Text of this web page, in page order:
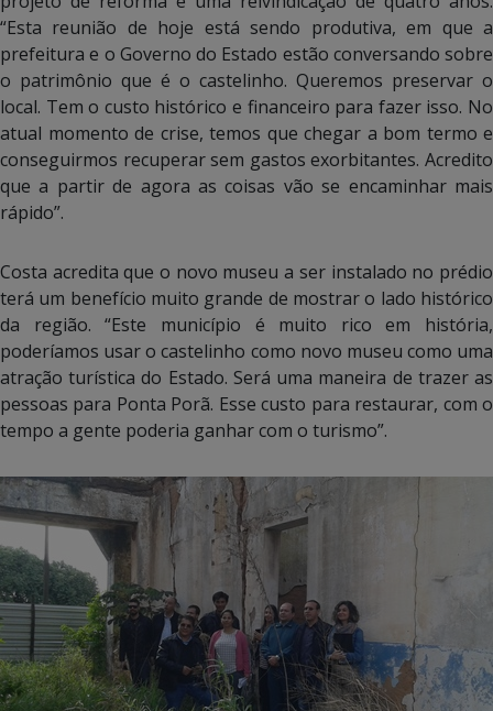
“Esta reunião de hoje está sendo produtiva, em que a
prefeitura e o Governo do Estado estão conversando sobre
o patrimônio que é o castelinho. Queremos preservar o
local. Tem o custo histórico e financeiro para fazer isso. No
atual momento de crise, temos que chegar a bom termo e
conseguirmos recuperar sem gastos exorbitantes. Acredito
que a partir de agora as coisas vão se encaminhar mais
rápido”.
Costa acredita que o novo museu a ser instalado no prédio
terá um benefício muito grande de mostrar o lado histórico
da região. “Este município é muito rico em história,
poderíamos usar o castelinho como novo museu como uma
atração turística do Estado. Será uma maneira de trazer as
pessoas para Ponta Porã. Esse custo para restaurar, com o
tempo a gente poderia ganhar com o turismo”.